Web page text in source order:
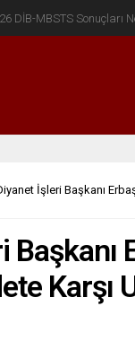
DİB-MBSTS Ne Zaman?
İşleri Başkanı
Karşı